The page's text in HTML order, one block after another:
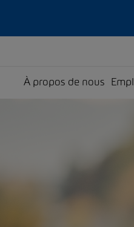
À propos de nous